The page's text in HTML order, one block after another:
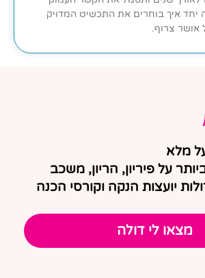
יחד איך בוחרים את התכשיט המדויק
אושר צרוף.
מלא
על פיריון, הריון, משכב
יועצות הנקה וקורסי הכנה
מצאו לי דולה